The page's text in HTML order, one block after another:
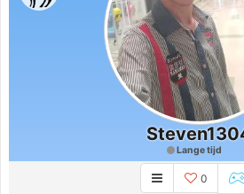
Lange tijd
0